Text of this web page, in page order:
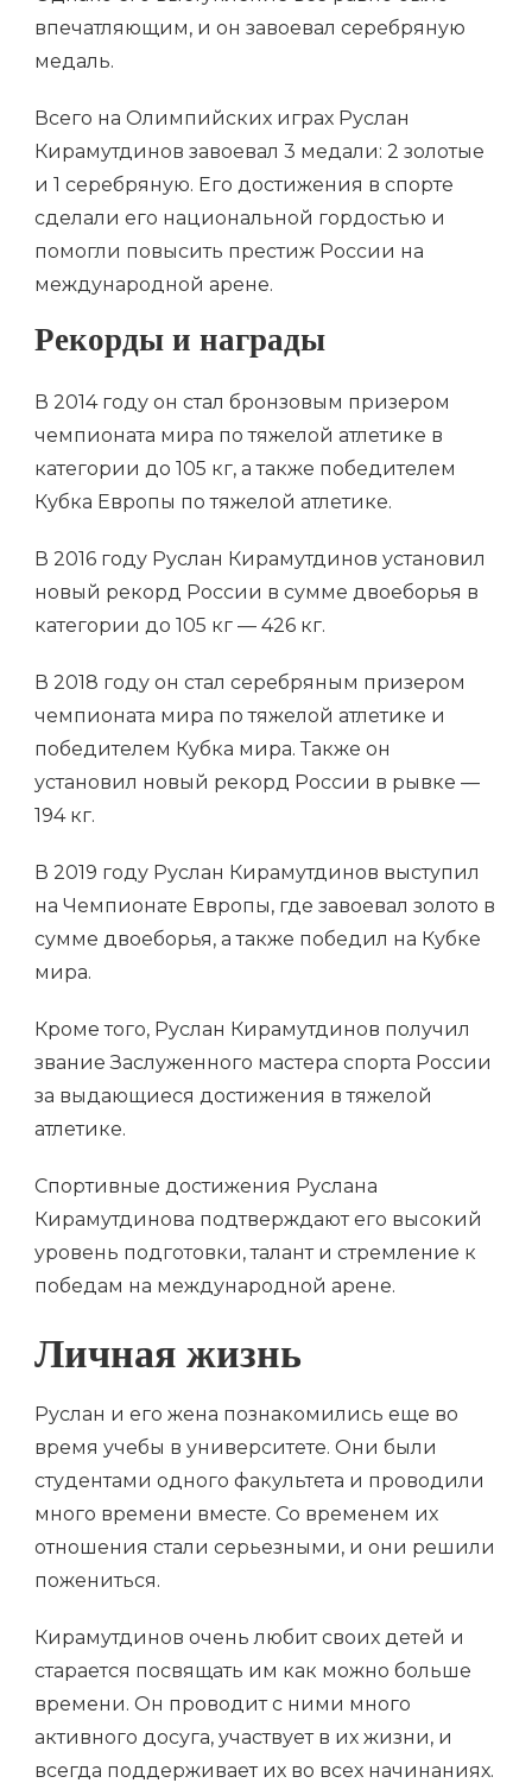
впечатляющим, и он завоевал серебряную
медаль.
Всего на Олимпийских играх Руслан
Кирамутдинов завоевал 3 медали: 2 золотые
и 1 серебряную. Его достижения в спорте
сделали его национальной гордостью и
помогли повысить престиж России на
международной арене.
Рекорды и награды
В 2014 году он стал бронзовым призером
чемпионата мира по тяжелой атлетике в
категории до 105 кг, а также победителем
Кубка Европы по тяжелой атлетике.
В 2016 году Руслан Кирамутдинов установил
новый рекорд России в сумме двоеборья в
категории до 105 кг — 426 кг.
В 2018 году он стал серебряным призером
чемпионата мира по тяжелой атлетике и
победителем Кубка мира. Также он
установил новый рекорд России в рывке —
194 кг.
В 2019 году Руслан Кирамутдинов выступил
на Чемпионате Европы, где завоевал золото в
сумме двоеборья, а также победил на Кубке
мира.
Кроме того, Руслан Кирамутдинов получил
звание Заслуженного мастера спорта России
за выдающиеся достижения в тяжелой
атлетике.
Спортивные достижения Руслана
Кирамутдинова подтверждают его высокий
уровень подготовки, талант и стремление к
победам на международной арене.
Личная жизнь
Руслан и его жена познакомились еще во
время учебы в университете. Они были
студентами одного факультета и проводили
много времени вместе. Со временем их
отношения стали серьезными, и они решили
пожениться.
Кирамутдинов очень любит своих детей и
старается посвящать им как можно больше
времени. Он проводит с ними много
активного досуга, участвует в их жизни, и
всегда поддерживает их во всех начинаниях.